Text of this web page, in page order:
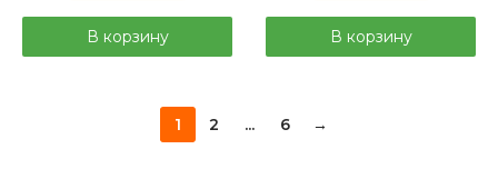
В корзину В корзину
1 2 ... 6 →